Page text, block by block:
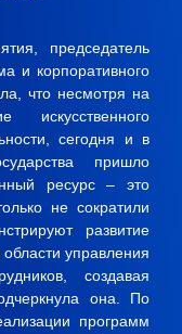
председатель
и корпоративного
что несмотря на
искусственного
сегодня и в
пришло
ресурс – это
не сократили
развитие
управления
создавая
она. По
программ